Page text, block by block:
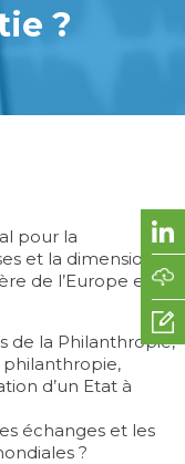
?
pour la
et la dimension
de l’Europe et des
de la Philanthropie,
philanthropie,
d’un Etat à
échanges et les
?